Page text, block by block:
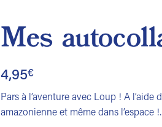
Mes
4,95€
Pars à l’aventure avec Loup ! A
amazonienne et même dans l’espace